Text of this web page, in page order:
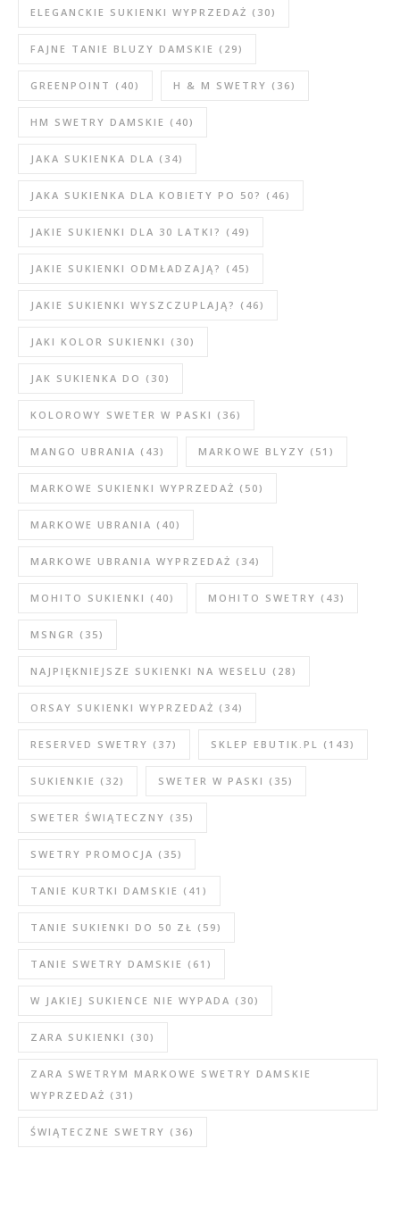
ELEGANCKIE SUKIENKI WYPRZEDAŻ (30)
FAJNE TANIE BLUZY DAMSKIE (29)
GREENPOINT (40) H & M SWETRY (36)
HM SWETRY DAMSKIE (40)
JAKA SUKIENKA DLA (34)
JAKA SUKIENKA DLA KOBIETY PO 50? (46)
JAKIE SUKIENKI DLA 30 LATKI? (49)
JAKIE SUKIENKI ODMŁADZAJĄ? (45)
JAKIE SUKIENKI WYSZCZUPLAJĄ? (46)
JAKI KOLOR SUKIENKI (30)
JAK SUKIENKA DO (30)
KOLOROWY SWETER W PASKI (36)
MANGO UBRANIA (43) MARKOWE BLYZY (51)
MARKOWE SUKIENKI WYPRZEDAŻ (50)
MARKOWE UBRANIA (40)
MARKOWE UBRANIA WYPRZEDAŻ (34)
MOHITO SUKIENKI (40) MOHITO SWETRY (43)
MSNGR (35)
NAJPIĘKNIEJSZE SUKIENKI NA WESELU (28)
ORSAY SUKIENKI WYPRZEDAŻ (34)
RESERVED SWETRY (37) SKLEP EBUTIK.PL (143)
SUKIENKIE (32) SWETER W PASKI (35)
SWETER ŚWIĄTECZNY (35)
SWETRY PROMOCJA (35)
TANIE KURTKI DAMSKIE (41)
TANIE SUKIENKI DO 50 ZŁ (59)
TANIE SWETRY DAMSKIE (61)
W JAKIEJ SUKIENCE NIE WYPADA (30)
ZARA SUKIENKI (30)
ZARA SWETRYM MARKOWE SWETRY DAMSKIE
WYPRZEDAŻ (31)
ŚWIĄTECZNE SWETRY (36)